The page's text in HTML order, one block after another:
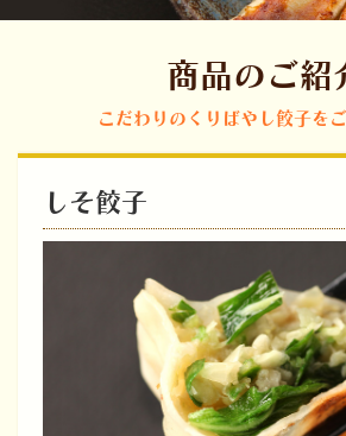
商品のご紹
こだわりのくりばやし餃子を
しそ餃子